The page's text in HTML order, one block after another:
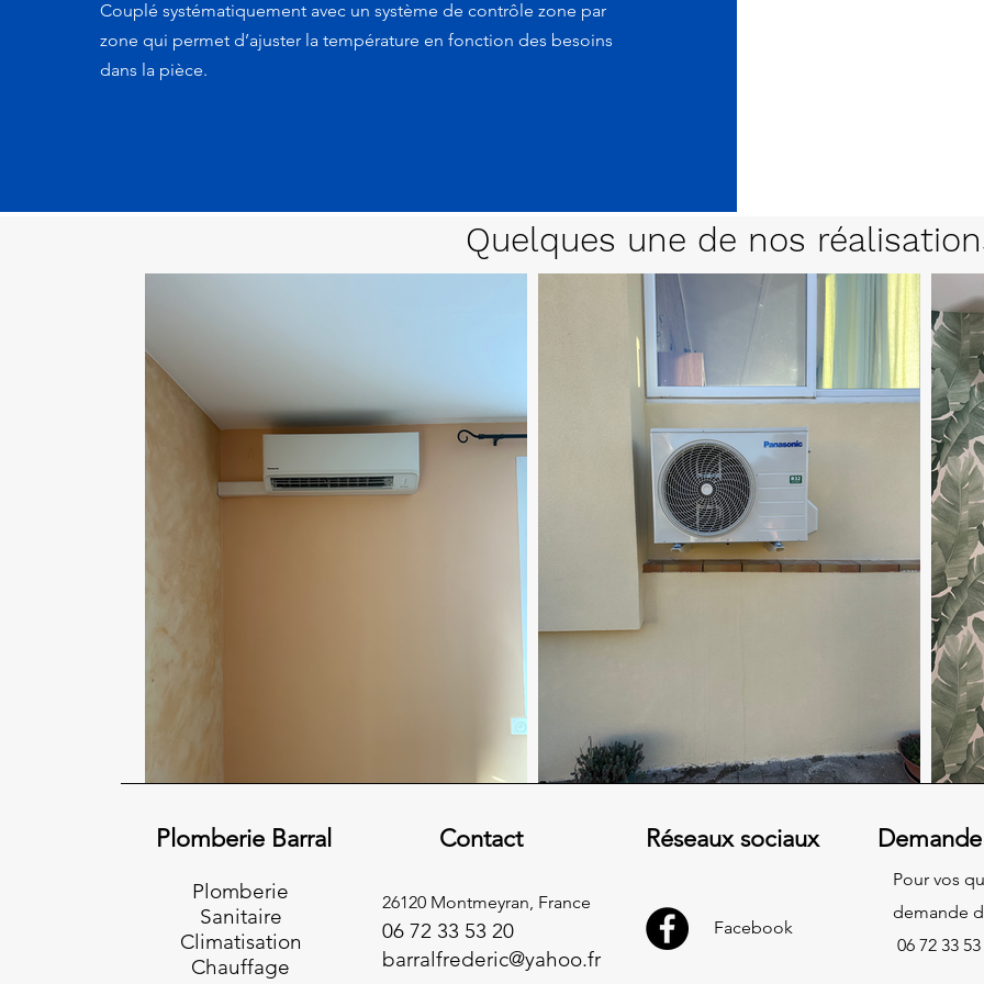
Couplé systématiquement avec un système de contrôle zone par
zone qui permet d’ajuster la température en fonction des besoins
dans la pièce.
Quelques une de nos
Plomberie Barral
Plomberie
Sanitaire
Climatisation
Chauffage
Contact
26120 Montmeyran, France
06 72 33 53 20
barralfrederic@yahoo.fr
Réseaux sociaux
Facebook
Pour vos
demande
06 72 33